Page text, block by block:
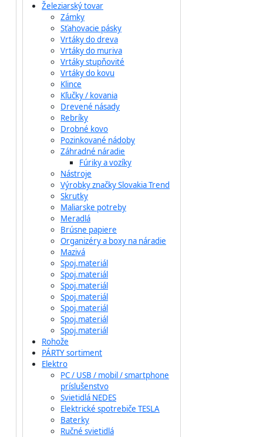
Železiarský tovar
Zámky
Sťahovacie pásky
Vrtáky do dreva
Vrtáky do muriva
Vrtáky stupňovité
Vrtáky do kovu
Klince
Kľučky / kovania
Drevené násady
Rebríky
Drobné kovo
Pozinkované nádoby
Záhradné náradie
Fúriky a vozíky
Nástroje
Výrobky značky Slovakia Trend
Skrutky
Maliarske potreby
Meradlá
Brúsne papiere
Organizéry a boxy na náradie
Mazivá
Spoj.materiál
Spoj.materiál
Spoj.materiál
Spoj.materiál
Spoj.materiál
Spoj.materiál
Spoj.materiál
Rohože
PÁRTY sortiment
Elektro
PC / USB / mobil / smartphone
príslušenstvo
Svietidlá NEDES
Elektrické spotrebiče TESLA
Baterky
Ručné svietidlá